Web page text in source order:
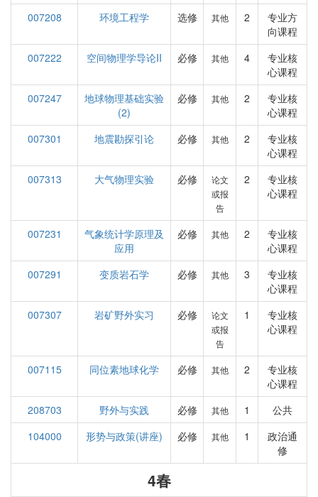
007208
环境工程学 选修 其他 2
专业方
向课程
007222
空间物理学导论II 必修 其他 4
专业核
心课程
007247
地球物理基础实验
(2)
必修 其他 2
专业核
心课程
007301
地震勘探引论 必修 其他 2
专业核
心课程
007313
大气物理实验 必修
论文
或报
告
2
专业核
心课程
007231
气象统计学原理及
应用
必修 其他 2
专业核
心课程
007291
变质岩石学 必修 其他 3
专业核
心课程
007307
岩矿野外实习 必修
论文
或报
告
1
专业核
心课程
007115 同位素地球化学 必修 其他 2
专业核
心课程
208703
野外与实践 必修 其他 1
公共
104000
形势与政策(讲座) 必修 其他 1
政治通
修
4春